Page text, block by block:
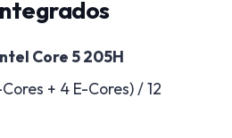
Core 5 205H
+ 4 E-Cores) / 12